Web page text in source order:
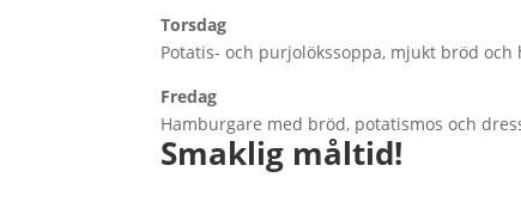
Torsdag
Potatis- och purjolökssoppa, mjukt bröd
Fredag
Hamburgare med bröd, potatismos och
Smaklig måltid!